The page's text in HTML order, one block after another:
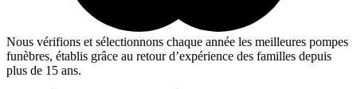
Nous vérifions et sélectionnons chaque année les meilleures pompes
funèbres, établis grâce au retour d’expérience des familles depuis
plus de 15 ans.